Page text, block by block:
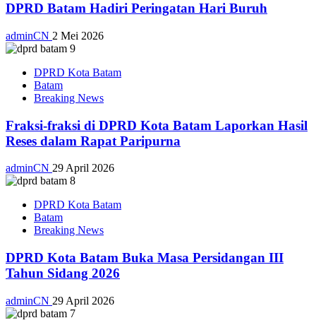
DPRD Batam Hadiri Peringatan Hari Buruh
adminCN 2 Mei 2026
DPRD Kota Batam
Batam
Breaking News
Fraksi-fraksi di DPRD Kota Batam Laporkan Hasil
Reses dalam Rapat Paripurna
adminCN 29 April 2026
DPRD Kota Batam
Batam
Breaking News
DPRD Kota Batam Buka Masa Persidangan III
Tahun Sidang 2026
adminCN 29 April 2026